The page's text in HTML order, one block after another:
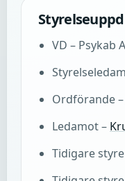
VD – Psykab
Ordförande –
Ledamot –
Tidigare